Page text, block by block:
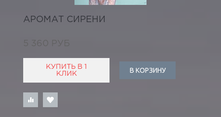
АРОМАТ СИРЕНИ
5 360 РУБ
КУПИТЬ В 1
КЛИК
В КОРЗИНУ